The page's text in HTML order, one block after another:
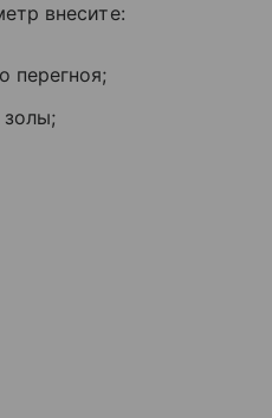
внесите:
перегноя;
золы;